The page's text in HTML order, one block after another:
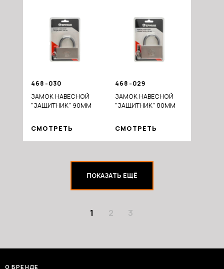
468-030
ЗАМОК НАВЕСНОЙ
"ЗАЩИТНИК" 90ММ
СМОТРЕТЬ
468-029
ЗАМОК НАВЕСНОЙ
"ЗАЩИТНИК" 80ММ
СМОТРЕТЬ
ПОКАЗАТЬ ЕЩЁ
1 2 3
О БРЕНДЕ